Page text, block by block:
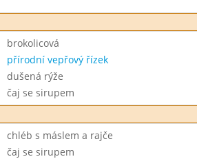
brokolicová
přírodní vepřový řízek
dušená rýže
čaj se sirupem
chléb s máslem a rajče
čaj se sirupem